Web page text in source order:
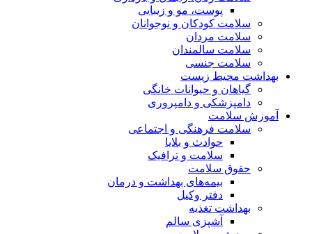
پوست، مو و زیبایی
سلامت کودکان و نوجوانان
سلامت مردان
سلامت سالمندان
سلامت جنسی
بهداشت محیط زیست
گیاهان و حیوانات خانگی
دامپزشکی و دامپروری
آموزش سلامت
سلامت فرهنگی و اجتماعی
حوادث و بلایا
سلامت و ترافیک
حقوق سلامت
بیمه‌های بهداشت و درمان
دفتر وکیل
بهداشت تغذیه
آشپزی سالم